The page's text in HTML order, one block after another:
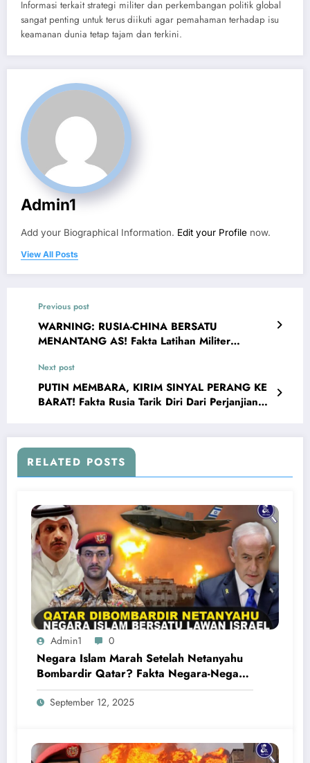
Informasi terkait strategi militer dan perkembangan politik global
sangat penting untuk terus diikuti agar pemahaman terhadap isu
keamanan dunia tetap tajam dan terkini.
Admin1
Add your Biographical Information. Edit your Profile now.
View All Posts
Previous post
WARNING: RUSIA-CHINA BERSATU
MENANTANG AS! Fakta Latihan Militer
Next post
PUTIN MEMBARA, KIRIM SINYAL PERANG KE
BARAT! Fakta Rusia Tarik Diri Dari Perjanjian
RELATED POSTS
Admin1 0
Negara Islam Marah Setelah Netanyahu
Bombardir Qatar? Fakta Negara-Negara
Islam Bersatu Kecam Israel
September 12, 2025